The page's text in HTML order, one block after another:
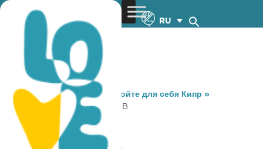
RU
You are here: Home »Откройте для себя Кипр »
Gastronomy
» OLYMPIC PUB
OLYMPIC PUB